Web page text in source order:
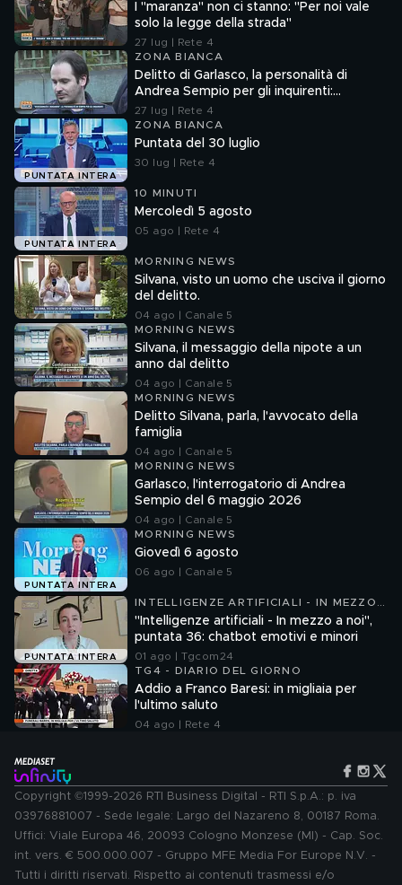
I "maranza" non ci stanno: "Per noi vale
solo la legge della strada"
27 lug | Rete 4
ZONA BIANCA
Delitto di Garlasco, la personalità di
Andrea Sempio per gli inquirenti:
"Ossessionato e bugiardo"
27 lug | Rete 4
PUNTATA INTERA
ZONA BIANCA
Puntata del 30 luglio
30 lug | Rete 4
PUNTATA INTERA
10 MINUTI
Mercoledì 5 agosto
05 ago | Rete 4
MORNING NEWS
Silvana, visto un uomo che usciva il giorno
del delitto.
04 ago | Canale 5
MORNING NEWS
Silvana, il messaggio della nipote a un
anno dal delitto
04 ago | Canale 5
MORNING NEWS
Delitto Silvana, parla, l'avvocato della
famiglia
04 ago | Canale 5
MORNING NEWS
Garlasco, l'interrogatorio di Andrea
Sempio del 6 maggio 2026
04 ago | Canale 5
PUNTATA INTERA
MORNING NEWS
Giovedì 6 agosto
06 ago | Canale 5
PUNTATA INTERA
INTELLIGENZE ARTIFICIALI - IN MEZZO
A NOI
"Intelligenze artificiali - In mezzo a noi",
puntata 36: chatbot emotivi e minori
01 ago | Tgcom24
TG4 - DIARIO DEL GIORNO
Addio a Franco Baresi: in migliaia per
l'ultimo saluto
04 ago | Rete 4
Copyright ©1999-2026 RTI Business Digital - RTI S.p.A.: p. iva
03976881007 - Sede legale: Largo del Nazareno 8, 00187 Roma.
Uffici: Viale Europa 46, 20093 Cologno Monzese (MI) - Cap. Soc.
int. vers. € 500.000.007 - Gruppo MFE Media For Europe N.V. -
Tutti i diritti riservati. Rispetto ai contenuti trasmessi e/o